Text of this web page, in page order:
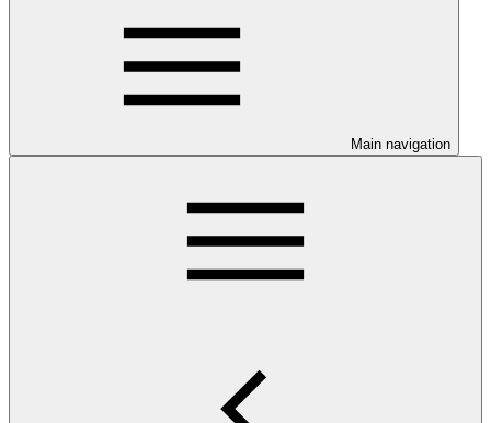
Main navigation